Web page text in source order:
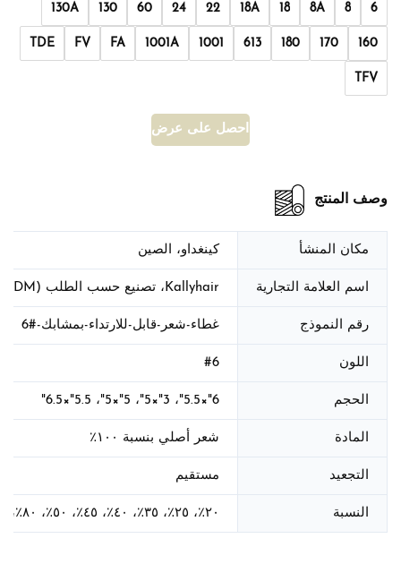
6
8
8A
18
18A
22
24
60
130
130A
160
170
180
613
1001
1001A
FA
FV
TDE
TFV
احصل على عرض أسعار
وصف المنتج
مكان المنشأ كينغداو، الصين
اسم العلامة التجارية Kallyhair، تصنيع حسب الطلب (OEM/ODM)
رقم النموذج غطاء-شعر-قابل-للارتداء-بمشابك-#6
اللون #6
الحجم 6"×5.5"، 3"×5"، 5"×5"، 5.5"×6.5"
المادة شعر أصلي بنسبة ١٠٠٪
التجعيد مستقيم
النسبة ٢٠٪، ٢٥٪، ٣٥٪، ٤٠٪، ٤٥٪، ٥٠٪، ٨٠٪، ١٠٠٪